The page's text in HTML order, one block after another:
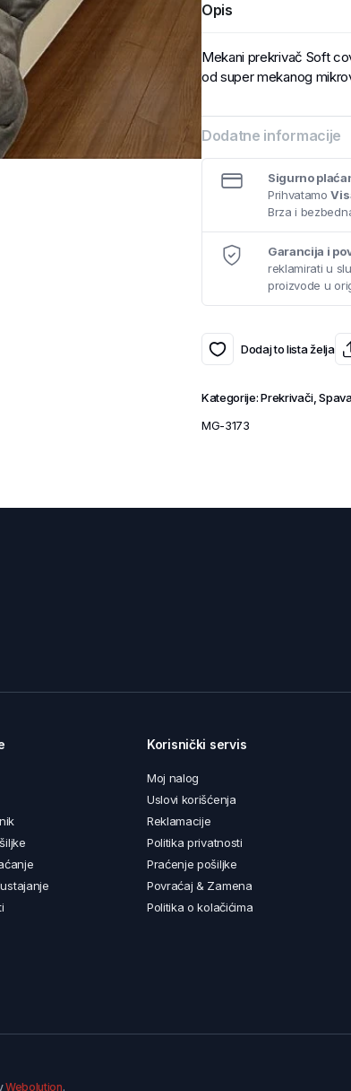
Opis
Mekani prekrivač Soft
od super mekanog
Dodatne informacije
Sigurno
Prihvatamo
Brza i
Garancija i
reklamirati u
proizvode u
Dodaj to lista želja
Kategorije:Prekrivači,
MG-3173
Korisnički servis
Moj nalog
Uslovi korišćenja
Reklamacije
Politika privatnosti
Praćenje pošiljke
Povraćaj & Zamena
Politika o kolačićima
Webolution.